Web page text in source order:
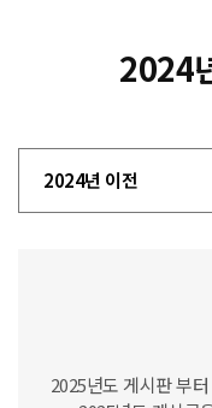
2024
2024년 이전
2025년도 게시판 부